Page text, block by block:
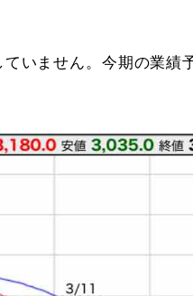
いません。今期の業績